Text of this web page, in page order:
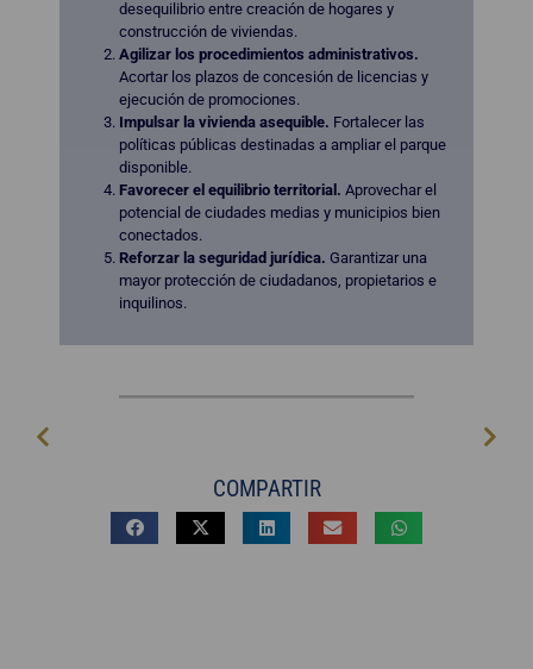
desequilibrio entre creación de hogares y
construcción de viviendas.
Agilizar los procedimientos administrativos.
Acortar los plazos de concesión de licencias y
ejecución de promociones.
Impulsar la vivienda asequible. Fortalecer las
políticas públicas destinadas a ampliar el parque
disponible.
Favorecer el equilibrio territorial. Aprovechar el
potencial de ciudades medias y municipios bien
conectados.
Reforzar la seguridad jurídica. Garantizar una
mayor protección de ciudadanos, propietarios e
inquilinos.
COMPARTIR